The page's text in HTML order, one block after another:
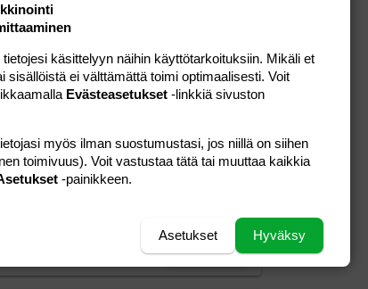
ekaksi laktoositonta, mutta ei
#10
viimeiset tuttelit...enempää en
nousemaan
Vastaa
käsittelyyn näihin käyttötarkoituksiin. Mikäli et
sisällöistä ei välttämättä toimi optimaalisesti. Voit
Evästeasetukset -linkkiä sivuston
myös ilman suostumustasi, jos niillä on siihen
toimivuus). Voit vastustaa tätä tai muuttaa kaikkia
-painikkeen.
Hyväksy
Asetukset